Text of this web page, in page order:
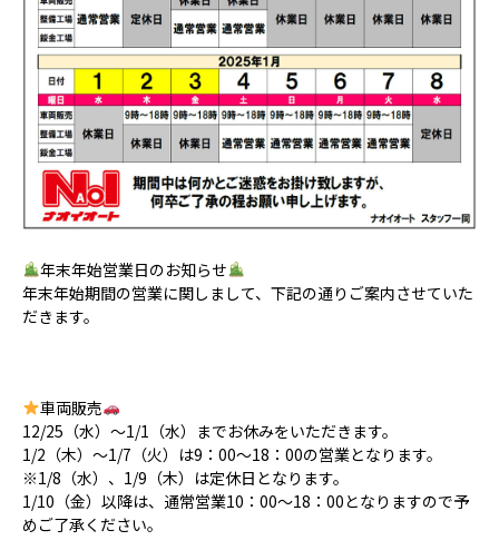
年末年始営業日のお知らせ
年末年始期間の営業に関しまして、下記の通りご案内させていた
だきます。
車両販売
12/25（水）～1/1（水）までお休みをいただきます。
1/2（木）～1/7（火）は9：00～18：00の営業となります。
※1/8（水）、1/9（木）は定休日となります。
1/10（金）以降は、通常営業10：00～18：00となりますので予
めご了承ください。